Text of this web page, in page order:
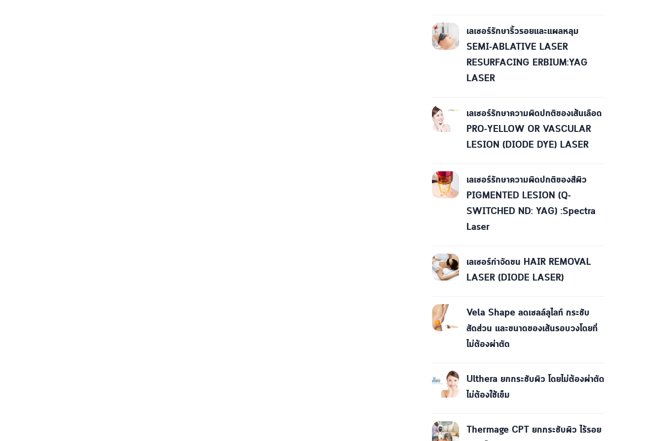
เลเซอร์รักษาริ้วรอยและแผลหลุม
SEMI-ABLATIVE LASER
RESURFACING ERBIUM:YAG
LASER
เลเซอร์รักษาความผิดปกติของเส้นเลือด
PRO-YELLOW OR VASCULAR
LESION (DIODE DYE) LASER
เลเซอร์รักษาความผิดปกติของสีผิว
PIGMENTED LESION (Q-
SWITCHED ND: YAG) :Spectra
Laser
เลเซอร์กำจัดขน HAIR REMOVAL
LASER (DIODE LASER)
Vela Shape ลดเซลล์ลูไลท์ กระชับ
สัดส่วน และขนาดของเส้นรอบวงโดยที่
ไม่ต้องผ่าตัด
Ulthera ยกกระชับผิว โดยไม่ต้องผ่าตัด
ไม่ต้องใช้เข็ม
Thermage CPT ยกกระชับผิว ไร้รอย